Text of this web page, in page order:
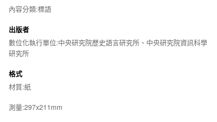
內容分類:標語
出版者
數位化執行單位:中央研究院歷史語言研究所、中央研究院資訊科學
研究所
格式
材質:紙
測量:297x211mm